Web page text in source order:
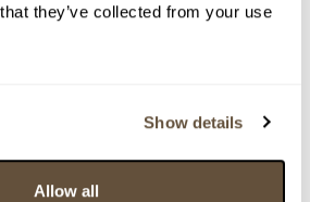
they’ve collected from your use
Show details
Allow all